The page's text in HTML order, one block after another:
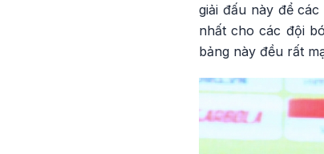
giải đấu này để
nhất cho các đội
bảng này đều rất